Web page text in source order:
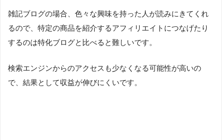
雑記ブログの場合、色々な興味を持った人が読みにきてくれ
るので、特定の商品を紹介するアフィリエイトにつなげたり
するのは特化ブログと比べると難しいです。
検索エンジンからのアクセスも少なくなる可能性が高いの
で、結果として収益が伸びにくいです。